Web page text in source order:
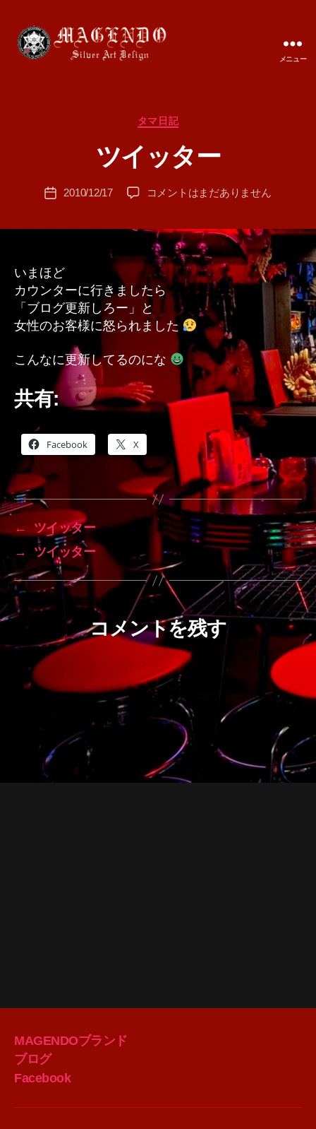
メニュー
カ
ゴ
リ
タマ日記
ツイッター
成
者
T
A
投
2010/12/17
ツ
タ
ー
の
コメントはまだありません
いまほど
カウンターに行きましたら
「ブログ更新しろー」と
女性のお客様に怒られました
こんなに更新してるのにな
共有:
Facebook X
←
ツイッター
→
ツイッター
コメントを残す
MAGENDOブランド
ブログ
Facebook